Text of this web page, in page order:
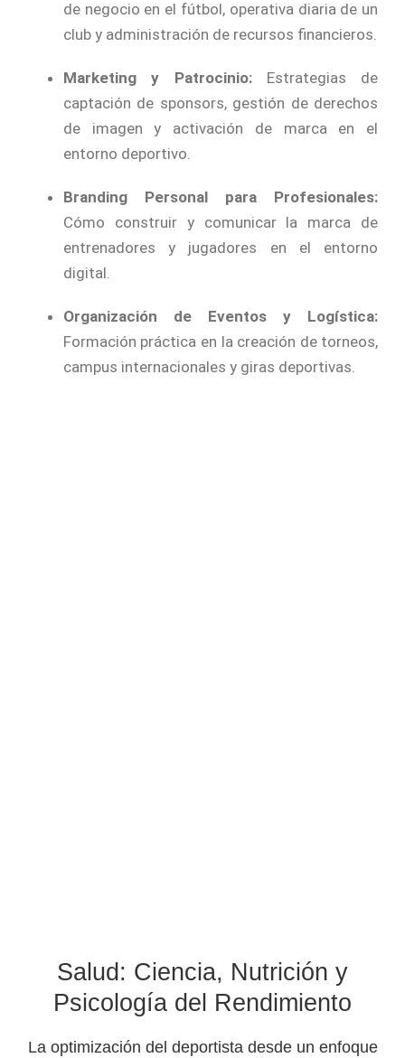
de negocio en el fútbol, operativa diaria de un
club y administración de recursos financieros.
Marketing y Patrocinio:Estrategias de
captación de sponsors, gestión de derechos
de imagen y activación de marca en el
entorno deportivo.
Branding Personal para Profesionales:
Cómo construir y comunicar la marca de
entrenadores y jugadores en el entorno
digital.
Organización de Eventos y Logística:
Formación práctica en la creación de torneos,
campus internacionales y giras deportivas.
Salud: Ciencia, Nutrición y
Psicología del Rendimiento
La optimización del deportista desde un enfoque